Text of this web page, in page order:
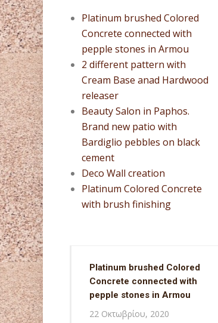
Platinum brushed Colored
Concrete connected with
pepple stones in Armou
2 different pattern with
Cream Base anad Hardwood
releaser
Beauty Salon in Paphos.
Brand new patio with
Bardiglio pebbles on black
cement
Deco Wall creation
Platinum Colored Concrete
with brush finishing
Platinum brushed Colored
Concrete connected with
pepple stones in Armou
22 Οκτωβρίου, 2020